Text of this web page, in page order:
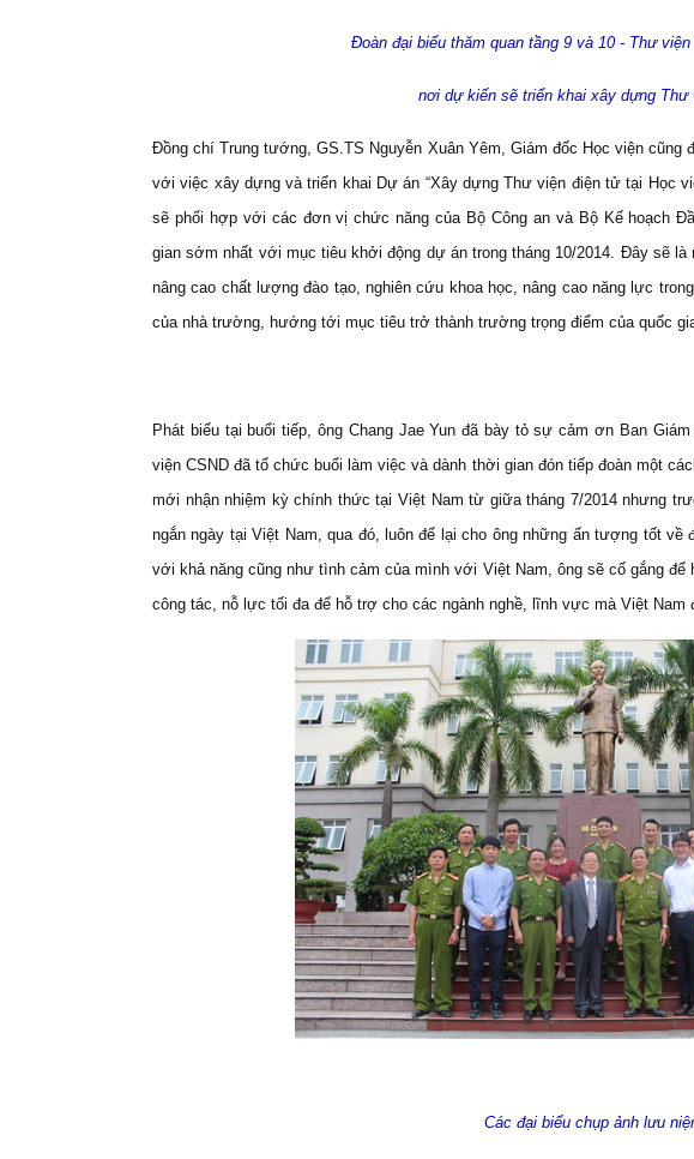
Đoàn đại biểu thăm quan tầng 9 và 10 - Thư
nơi dự kiến sẽ triển khai xây dựng Thư
Đồng chí Trung tướng, GS.TS Nguyễn Xuân Yêm, Giám đốc Học viện cũng
với việc xây dựng và triển khai Dự án “Xây dựng Thư viện điện tử tại Học
sẽ phối hợp với các đơn vị chức năng của Bộ Công an và Bộ Kế hoạch
gian sớm nhất với mục tiêu khởi động dự án trong tháng 10/2014. Đây sẽ
nâng cao chất lượng đào tạo, nghiên cứu khoa học, nâng cao năng lực
của nhà trường, hướng tới mục tiêu trở thành trường trọng điểm của quốc
Phát biểu tại buổi tiếp, ông Chang Jae Yun đã bày tỏ sự cảm ơn Ban
viện CSND đã tổ chức buổi làm việc và dành thời gian đón tiếp đoàn một
mới nhận nhiệm kỳ chính thức tại Việt Nam từ giữa tháng 7/2014 nhưng
ngắn ngày tại Việt Nam, qua đó, luôn để lại cho ông những ấn tượng tốt
với khả năng cũng như tình cảm của mình với Việt Nam, ông sẽ cố gắng để
công tác, nỗ lực tối đa để hỗ trợ cho các ngành nghề, lĩnh vực mà Việt Nam
Các đại biểu chụp ảnh lưu